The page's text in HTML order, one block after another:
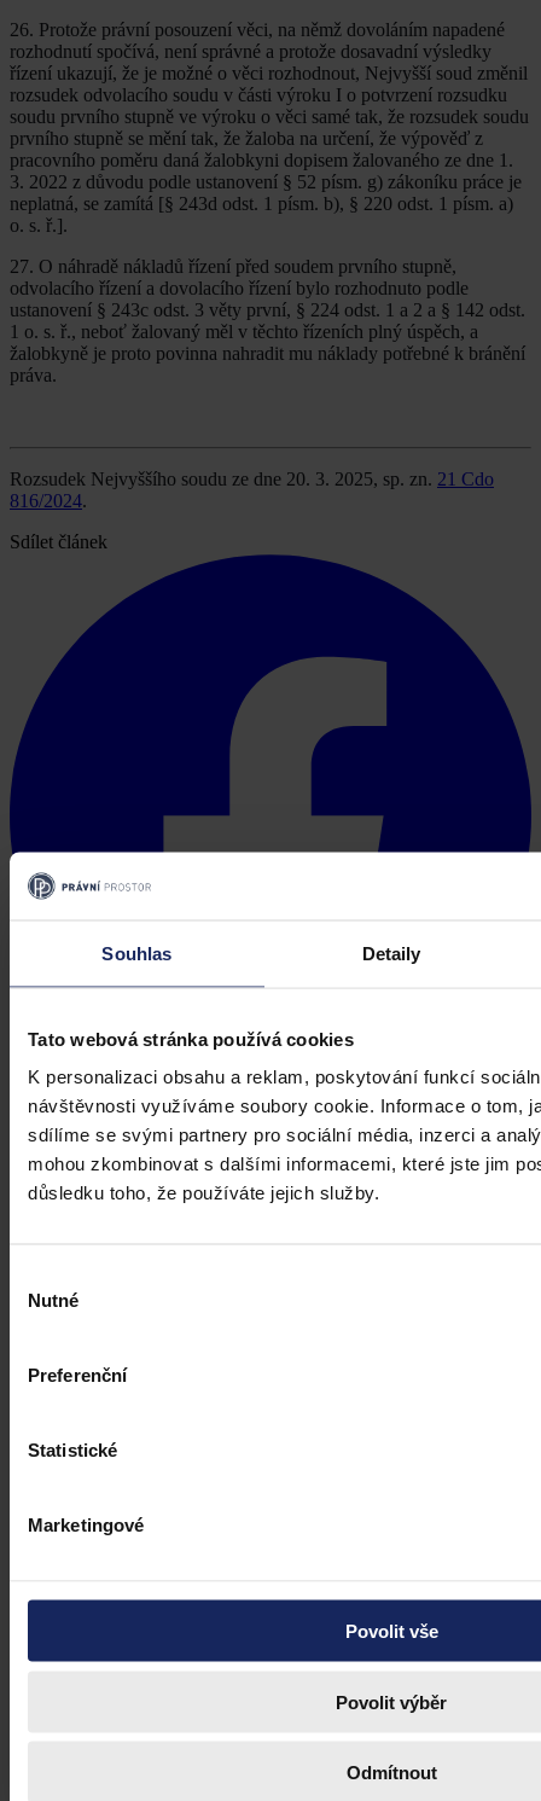
Souhlas Detaily
Tato webová stránka používá cookies
K personalizaci obsahu a reklam, poskytování funkcí
návštěvnosti využíváme soubory cookie. Informace o tom,
sdílíme se svými partnery pro sociální média, inzerci a
mohou zkombinovat s dalšími informacemi, které jste jim
důsledku toho, že používáte jejich služby.
souhlasu
Nutné
Preferenční
Statistické
Marketingové
Povolit vše
Povolit výběr
Odmítnout
26. Protože právní posouzení věci, na němž dovoláním napadené
rozhodnutí spočívá, není správné a protože dosavadní výsledky
řízení ukazují, že je možné o věci rozhodnout, Nejvyšší soud změnil
rozsudek odvolacího soudu v části výroku I o potvrzení rozsudku
soudu prvního stupně ve výroku o věci samé tak, že rozsudek soudu
prvního stupně se mění tak, že žaloba na určení, že výpověď z
pracovního poměru daná žalobkyni dopisem žalovaného ze dne 1.
3. 2022 z důvodu podle ustanovení § 52 písm. g) zákoníku práce je
neplatná, se zamítá [§ 243d odst. 1 písm. b), § 220 odst. 1 písm. a)
o. s. ř.].
27. O náhradě nákladů řízení před soudem prvního stupně,
odvolacího řízení a dovolacího řízení bylo rozhodnuto podle
ustanovení § 243c odst. 3 věty první, § 224 odst. 1 a 2 a § 142 odst.
1 o. s. ř., neboť žalovaný měl v těchto řízeních plný úspěch, a
žalobkyně je proto povinna nahradit mu náklady potřebné k bránění
práva.
Rozsudek Nejvyššího soudu ze dne 20. 3. 2025, sp. zn. 21 Cdo
816/2024.
Sdílet článek